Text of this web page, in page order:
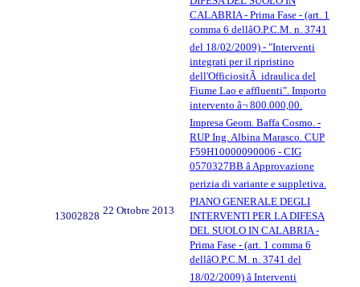
CALABRIA - Prima Fase - (art. 1
comma 6 dellâO.P.C.M. n. 3741
del 18/02/2009) - "Interventi
integrati per il ripristino
dell'OfficiositÃ idraulica del
Fiume Lao e affluenti". Importo
intervento â¬ 800.000,00.
Impresa Geom. Baffa Cosmo. -
RUP Ing. Albina Marasco. CUP
F59H10000090006 - CIG
0570327BB â Approvazione
perizia di variante e suppletiva.
13002828 22 Ottobre 2013
PIANO GENERALE DEGLI
INTERVENTI PER LA DIFESA
DEL SUOLO IN CALABRIA -
Prima Fase - (art. 1 comma 6
dellâO.P.C.M. n. 3741 del
18/02/2009) â Interventi